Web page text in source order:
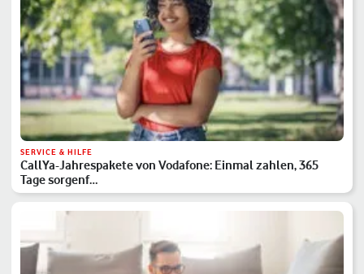
SERVICE & HILFE
CallYa-Jahrespakete von Vodafone: Einmal zahlen, 365
Tage sorgenf…